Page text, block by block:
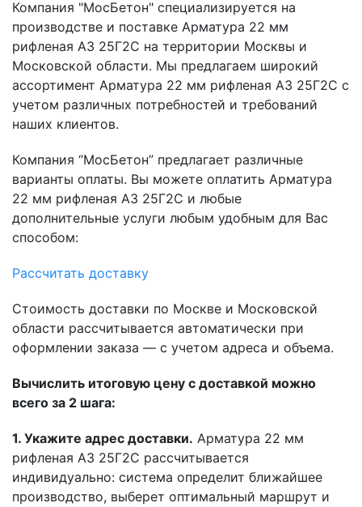
Компания "МосБетон" специализируется на
производстве и поставке Арматура 22 мм
рифленая А3 25Г2С на территории Москвы и
Московской области. Мы предлагаем широкий
ассортимент Арматура 22 мм рифленая А3 25Г2С с
учетом различных потребностей и требований
наших клиентов.
Компания “МосБетон” предлагает различные
варианты оплаты. Вы можете оплатить Арматура
22 мм рифленая А3 25Г2С и любые
дополнительные услуги любым удобным для Вас
способом:
Рассчитать доставку
Стоимость доставки по Москве и Московской
области рассчитывается автоматически при
оформлении заказа — с учетом адреса и объема.
Вычислить итоговую цену с доставкой можно
всего за 2 шага:
1. Укажите адрес доставки. Арматура 22 мм
рифленая А3 25Г2С рассчитывается
индивидуально: система определит ближайшее
производство, выберет оптимальный маршрут и